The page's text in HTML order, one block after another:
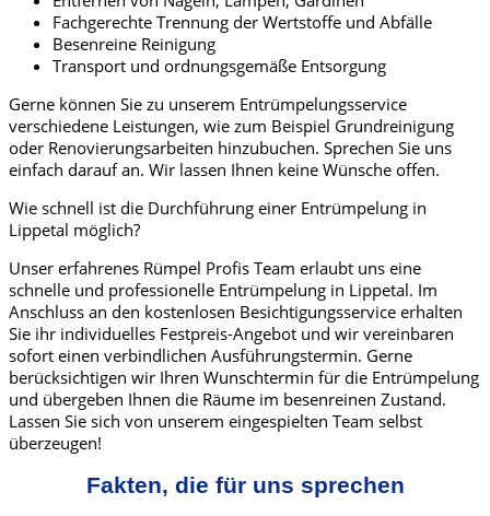
Fachgerechte Trennung der Wertstoffe und Abfälle
Besenreine Reinigung
Transport und ordnungsgemäße Entsorgung
Gerne können Sie zu unserem Entrümpelungsservice
verschiedene Leistungen, wie zum Beispiel Grundreinigung
oder Renovierungsarbeiten hinzubuchen. Sprechen Sie uns
einfach darauf an. Wir lassen Ihnen keine Wünsche offen.
Wie schnell ist die Durchführung einer Entrümpelung in
Lippetal möglich?
Unser erfahrenes Rümpel Profis Team erlaubt uns eine
schnelle und professionelle Entrümpelung in Lippetal. Im
Anschluss an den kostenlosen Besichtigungsservice erhalten
Sie ihr individuelles Festpreis-Angebot und wir vereinbaren
sofort einen verbindlichen Ausführungstermin. Gerne
berücksichtigen wir Ihren Wunschtermin für die Entrümpelung
und übergeben Ihnen die Räume im besenreinen Zustand.
Lassen Sie sich von unserem eingespielten Team selbst
überzeugen!
Fakten, die für uns sprechen